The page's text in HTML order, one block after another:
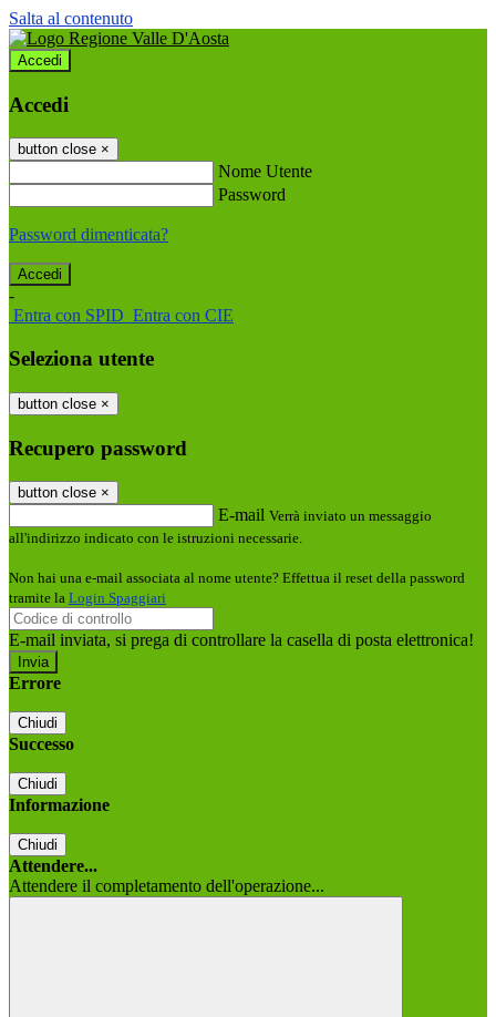
Salta al contenuto
Accedi
Accedi
button close ×
Nome Utente
Password
Password dimenticata?
-
Entra con SPID Entra con CIE
Seleziona utente
button close ×
Recupero password
button close ×
E-mail Verrà inviato un messaggio
all'indirizzo indicato con le istruzioni necessarie.
Non hai una e-mail associata al nome utente? Effettua il reset della password
tramite la Login Spaggiari
E-mail inviata, si prega di controllare la casella di posta elettronica!
Errore
Chiudi
Successo
Chiudi
Informazione
Chiudi
Attendere...
Attendere il completamento dell'operazione...